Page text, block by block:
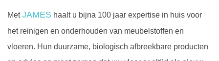
MetJAMES haalt u bijna 100 jaar expertise in huis voor
het reinigen en onderhouden van meubelstoffen en
vloeren. Hun duurzame, biologisch afbreekbare producten